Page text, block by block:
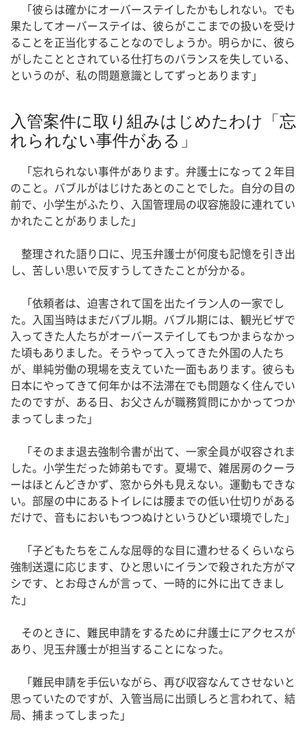
「彼らは確かにオーバーステイしたかもしれない。でも
果たしてオーバーステイは、彼らがここまでの扱いを受け
ることを正当化することなのでしょうか。明らかに、彼ら
がしたこととされている仕打ちのバランスを失している、
というのが、私の問題意識としてずっとあります」
入管案件に取り組みはじめたわけ「忘
れられない事件がある」
「忘れられない事件があります。弁護士になって２年目
のこと。バブルがはじけたあとのことでした。自分の目の
前で、小学生がふたり、入国管理局の収容施設に連れてい
かれたことがありました」
整理された語り口に、児玉弁護士が何度も記憶を引き出
し、苦しい思いで反すうしてきたことが分かる。
「依頼者は、迫害されて国を出たイラン人の一家でし
た。入国当時はまだバブル期。バブル期には、観光ビザで
入ってきた人たちがオーバーステイしてもつかまらなかっ
た頃もありました。そうやって入ってきた外国の人たち
が、単純労働の現場を支えていた一面もあります。彼らも
日本にやってきて何年かは不法滞在でも問題なく住んでい
たのですが、ある日、お父さんが職務質問にかかってつか
まってしまった」
「そのまま退去強制令書が出て、一家全員が収容されま
した。小学生だった姉弟もです。夏場で、雑居房のクーラ
ーはほとんどきかず、窓から外も見えない。運動もできな
い。部屋の中にあるトイレには腰までの低い仕切りがある
だけで、音もにおいもつつぬけというひどい環境でした」
「子どもたちをこんな屈辱的な目に遭わせるくらいなら
強制送還に応じます、ひと思いにイランで殺された方がマ
シです、とお母さんが言って、一時的に外に出てきまし
た」
そのときに、難民申請をするために弁護士にアクセスが
あり、児玉弁護士が担当することになった。
「難民申請を手伝いながら、再び収容なんてさせないと
思っていたのですが、入管当局に出頭しろと言われて、結
局、捕まってしまった」